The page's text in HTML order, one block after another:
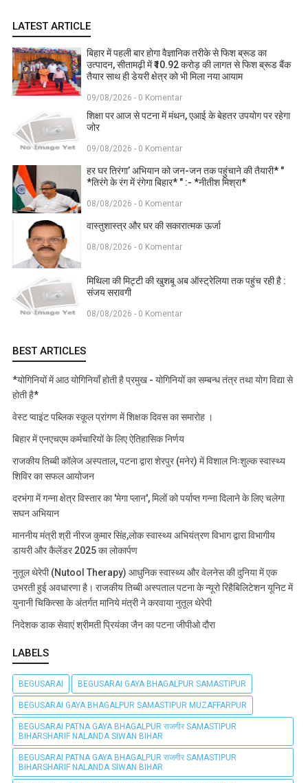
LATEST ARTICLE
बिहार में पहली बार होगा वैज्ञानिक तरीके से फिश ब्रूड का
उत्पादन, सीतामढ़ी में ₹10.92 करोड़ की लागत से फिश ब्रूड बैंक
तैयार साथ ही डेयरी क्षेत्र को भी मिला नया आयाम
09/08/2026 - 0 Komentar
शिक्षा पर आज से पटना में मंथन, एआई के बेहतर उपयोग पर रहेगा
जोर
09/08/2026 - 0 Komentar
हर घर तिरंगा’ अभियान को जन-जन तक पहुंचाने की तैयारी* "
*तिरंगे के रंग में रंगेगा बिहार* " :- *नीतीश मिश्रा*
08/08/2026 - 0 Komentar
वास्तुशास्त्र और घर की सकारात्मक ऊर्जा
08/08/2026 - 0 Komentar
मिथिला की मिट्टी की खुशबू अब ऑस्ट्रेलिया तक पहुंच रही है :
संजय सरावगी
08/08/2026 - 0 Komentar
BEST ARTICLES
*योगिनियों में आठ योगिनियाँ होती है प्रमुख - योगिनियों का सम्बन्ध तंत्र तथा योग विद्या से
होती है*
वेस्ट प्वाइंट पब्लिक स्कूल प्रांगण में शिक्षक दिवस का समारोह ।
बिहार में एनएचएम कर्मचारियों के लिए ऐतिहासिक निर्णय
राजकीय तिब्बी कॉलेज अस्पताल, पटना द्वारा शेरपुर (मनेर) में विशाल निःशुल्क स्वास्थ्य
शिविर का सफल आयोजन
दरभंगा में गन्ना क्षेत्र विस्तार का 'मेगा प्लान', मिलों को पर्याप्त गन्ना दिलाने के लिए चलेगा
सघन अभियान
माननीय मंत्री श्री नीरज कुमार सिंह,लोक स्वास्थ्य अभियंत्रण विभाग द्वारा विभागीय
डायरी और कैलेंडर 2025 का लोकार्पण
नुतूल थेरेपी (Nutool Therapy) आधुनिक स्वास्थ्य और वेलनेस की दुनिया में एक
उभरती हुई अवधारणा है। राजकीय तिब्बी अस्पताल पटना के न्यूरो रिहैबिलिटेशन यूनिट में
युनानी चिकित्सा के अंतर्गत मानिये मंत्री ने करवाया नुतूल थेरेपी
निदेशक डाक सेवाएं श्रीमती प्रियंका जैन का पटना जीपीओ दौरा
LABELS
BEGUSARAI BEGUSARAI GAYA BHAGALPUR SAMASTIPUR
BEGUSARAI GAYA BHAGALPUR SAMASTIPUR MUZAFFARPUR
BEGUSARAI PATNA GAYA BHAGALPUR राजगीर SAMASTIPUR
BIHARSHARIF NALANDA SIWAN BIHAR
BEGUSARAI PATNA GAYA BHAGALPUR राजगीर SAMASTIPUR
BIHARSHARIF NALANDA SIWAN BIHAR